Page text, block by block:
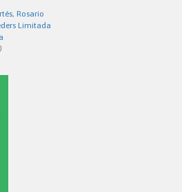
Rosario
Limitada